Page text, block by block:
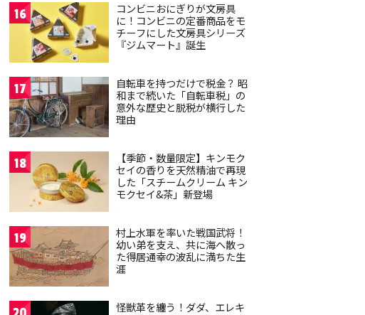
16
コンビニおにぎりが文房具
に！コンビニの定番商品をモ
チーフにした文房具シリーズ
『ジムマート』誕生
17
自転車を持つだけで税金？ 昭
和まで続いた「自転車税」の
意外な歴史と脱税が横行した
理由
18
【季節・数量限定】キンモク
セイの香りを天然精油で再現
した「スチームクリーム キン
モクセイ&茶」新登場
19
村上水軍を率いた戦国武将！
幼い弟を支え、共に海へ散っ
た得居通幸の波乱に満ちた生
涯
怪獣革を纏う！ダダ、エレキ